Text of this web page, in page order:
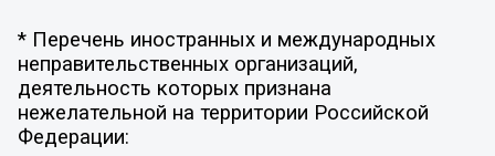
* Перечень иностранных и международных
неправительственных организаций,
деятельность которых признана
нежелательной на территории Российской
Федерации: